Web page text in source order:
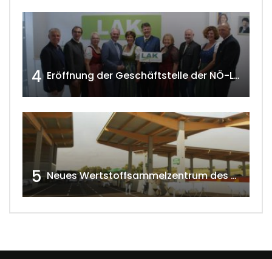
4 Eröffnung der Geschäftstelle der NÖ-Landarbeiterkammer in Mistelbach w4tv174
5 Neues Wertstoffsammelzentrum des G.V.U.